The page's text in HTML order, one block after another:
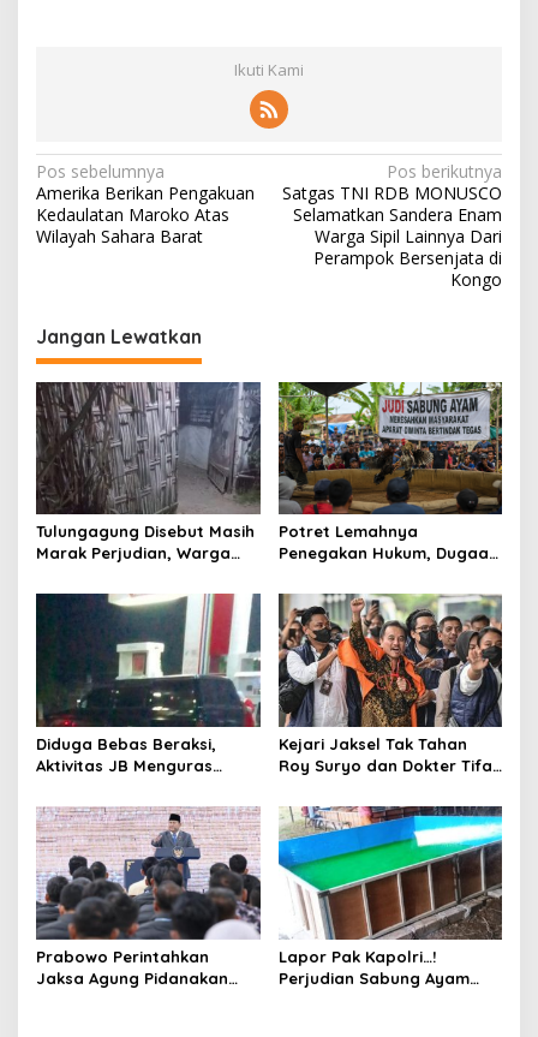
Ikuti Kami
N
a
v
a
s
i
p
o
s
Pos sebelumnya
Amerika Berikan Pengakuan
Kedaulatan Maroko Atas
Wilayah Sahara Barat
Pos berikutnya
Satgas TNI RDB MONUSCO
Selamatkan Sandera Enam
Warga Sipil Lainnya Dari
Perampok Bersenjata di
Kongo
Jangan Lewatkan
Tulungagung Disebut Masih
Marak Perjudian, Warga
hingga Usut Dugaan Beking
Potret Lemahnya
Penegakan Hukum, Dugaan
Tulungagung Tuai Sorotan
Diduga Bebas Beraksi,
Aktivitas JB Menguras
Bojonegoro Jadi Sorotan
Warga
Kejari Jaksel Tak Tahan
Roy Suryo dan Dokter Tifa,
Keluarga dan Kepastian
Hukum
Prabowo Perintahkan
Jaksa Agung Pidanakan
Lapor Pak Kapolri…!
Perjudian Sabung Ayam